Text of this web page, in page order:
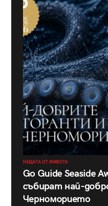
НЕЩАТА ОТ ЖИВОТА
Go Guide Seaside
събират най-
Черноморието